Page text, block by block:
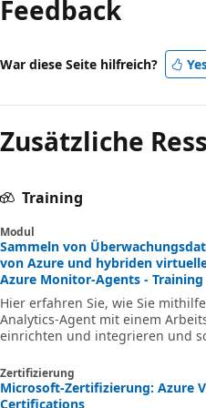
Feedback
War diese Seite hilfreich?
Zusätzliche
Training
Modul
Sammeln von
von Azure und hybriden
Azure Monitor-Agents - Training
Hier erfahren Sie, wie Sie
Analytics-Agent mit einem
einrichten und integrieren und
Zertifizierung
Microsoft-Zertifizierung: Azure
Certifications